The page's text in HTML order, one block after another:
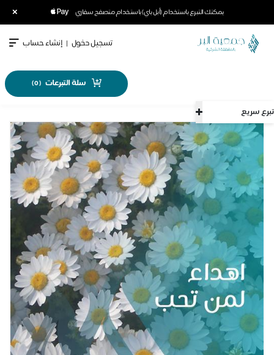
يمكنك التبرع باستخدام (أبل باي) باستخدام متصفح سفاري ×
تبرع سريع
تسجيل دخول | إنشاء حساب
سلة التبرعات (
0
)